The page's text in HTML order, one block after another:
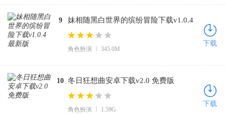
9
妹相随黑白世界的缤纷冒险下载v1.0.4
最新版
角色扮演 345.0M
下载
10 冬日狂想曲安卓下载v2.0 免费版
角色扮演 1.59G
下载